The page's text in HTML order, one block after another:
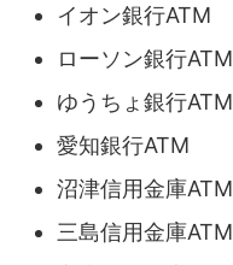
イオン銀行ATM
ローソン銀行ATM
ゆうちょ銀行ATM
愛知銀行ATM
沼津信用金庫ATM
三島信用金庫ATM